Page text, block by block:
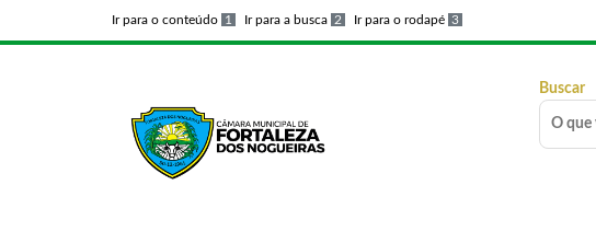
Ir para o conteúdo 1 Ir para a busca 2 Ir para o rodapé 3
Buscar